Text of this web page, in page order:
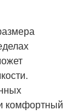
комфортный